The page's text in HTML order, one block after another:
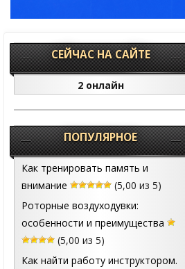
СЕЙЧАС НА САЙТЕ
2 онлайн
ПОПУЛЯРНОЕ
Как тренировать память и
внимание
(5,00 из 5)
Роторные воздуходувки:
особенности и преимущества
(5,00 из 5)
Как найти работу инструктором.